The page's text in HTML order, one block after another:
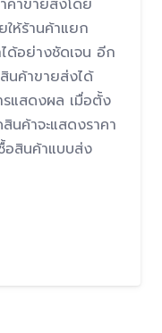
คาขายส่งโดย
ห้ร้านค้าแยก
ด้อย่างชัดเจน อีก
นค้าขายส่งได้
แสดงผล เมื่อตั้ง
นค้าจะแสดงราคา
อสินค้าแบบส่ง